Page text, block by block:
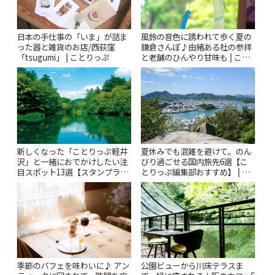
日本の手仕事の「いま」が詰ま
った器と雑貨のお店/西荻窪
「tsugumi」 | ことりっぷ
風鈴の音色に誘われて歩く夏の
鎌倉さんぽ♪由緒ある社の参拝
と老舗のひんやり甘味も | こと
りっぷ
新しくなった「ことりっぷ軽井
沢」と一緒におでかけしたい注
目スポット13選【スタンプラリ
ー開催中】 | ことりっぷ
夏休みでも混雑を避けて。のん
びり過ごせる国内旅先6選【こ
とりっぷ編集部おすすめ】 | こ
とりっぷ
季節のパフェを味わいに♪ アン
公園ビューから川床テラスま